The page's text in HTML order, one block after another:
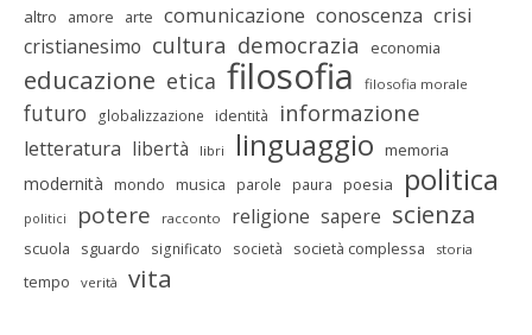
altro amore arte comunicazione conoscenza crisi
cristianesimo cultura democrazia economia
educazione etica filosofia filosofia morale
futuro globalizzazione identità informazione
letteratura libertà libri linguaggio memoria
modernità mondo musica parole paura poesia politica
politici potere racconto religione sapere scienza
scuola sguardo significato società società complessa storia
tempo verità vita